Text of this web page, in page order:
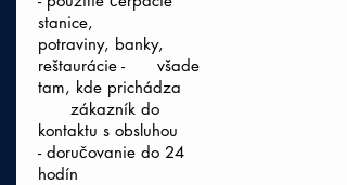
stanice,
potraviny, banky,
reštaurácie - všade
tam, kde prichádza
zákazník do
kontaktu s obsluhou
- doručovanie do 24
hodín